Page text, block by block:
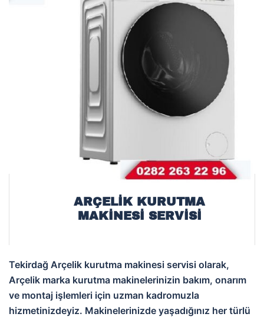
ARÇELIK KURUTMA
MAKİNESİ SERVISI
Tekirdağ Arçelik kurutma makinesi servisi olarak,
Arçelik marka kurutma makinelerinizin bakım, onarım
ve montaj işlemleri için uzman kadromuzla
hizmetinizdeyiz. Makinelerinizde yaşadığınız her türlü